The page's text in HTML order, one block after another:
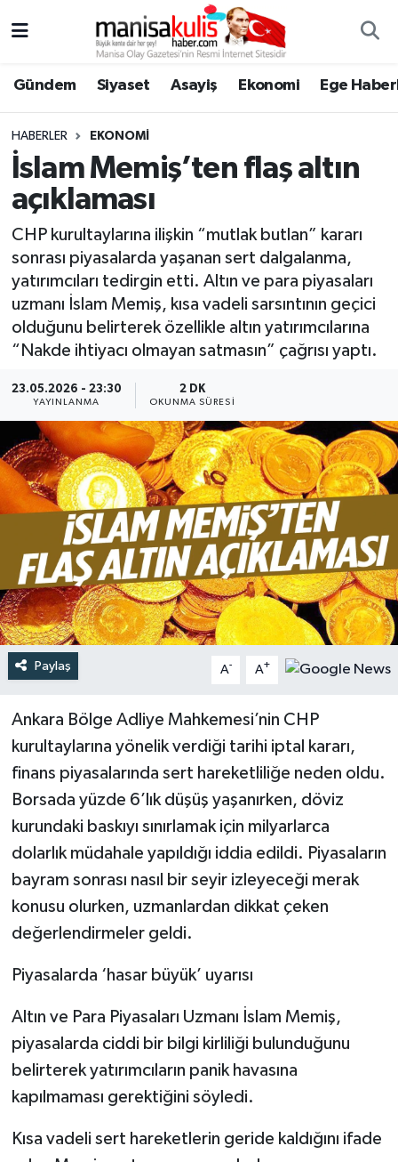
Gündem Siyaset Asayiş Ekonomi Ege
HABERLER EKONOMI
İslam Memiş’ten flaş altın
açıklaması
CHP kurultaylarına ilişkin “mutlak butlan” kararı
sonrası piyasalarda yaşanan sert dalgalanma,
yatırımcıları tedirgin etti. Altın ve para piyasaları
uzmanı İslam Memiş, kısa vadeli sarsıntının geçici
olduğunu belirterek özellikle altın yatırımcılarına
“Nakde ihtiyacı olmayan satmasın” çağrısı yaptı.
23.05.2026 - 23:30
YAYINLANMA
2 DK
OKUNMA SÜRESI
Paylaş A- A+
Ankara Bölge Adliye Mahkemesi’nin CHP
kurultaylarına yönelik verdiği tarihi iptal kararı,
finans piyasalarında sert hareketliliğe neden oldu.
Borsada yüzde 6’lık düşüş yaşanırken, döviz
kurundaki baskıyı sınırlamak için milyarlarca
dolarlık müdahale yapıldığı iddia edildi. Piyasaların
bayram sonrası nasıl bir seyir izleyeceği merak
konusu olurken, uzmanlardan dikkat çeken
değerlendirmeler geldi.
Piyasalarda ‘hasar büyük’ uyarısı
Altın ve Para Piyasaları Uzmanı İslam Memiş,
piyasalarda ciddi bir bilgi kirliliği bulunduğunu
belirterek yatırımcıların panik havasına
kapılmaması gerektiğini söyledi.
Kısa vadeli sert hareketlerin geride kaldığını ifade
Ege Haberleri
Ekonomi
Genel
Gündem
Resmi İlan
Siyaset
Spor
Türkiye
Yaşam
Yunusemre Hava Durumu
Yunusemre Trafik Yoğunluk Haritası
Süper Lig Puan Durumu ve Fikstür
Tüm Manşetler
Son Dakika Haberleri
Haber Arşivi